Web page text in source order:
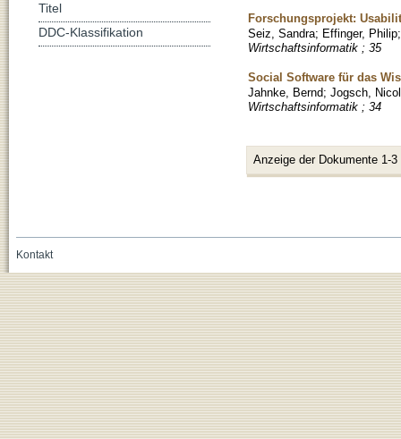
Forschungsprojekt:
Seiz, Sandra; Effinger, Philip
Wirtschaftsinformatik ; 35
Social Software für das
Jahnke, Bernd; Jogsch,
Wirtschaftsinformatik ; 34
Anzeige der Dokumente 1-3
Titel
DDC-Klassifikation
Kontakt